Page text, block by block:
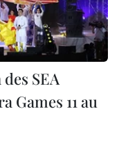
SEA
Games 11 au